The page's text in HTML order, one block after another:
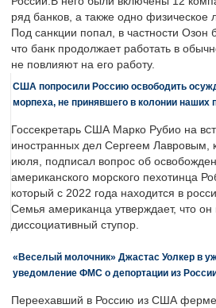
ряд банков, а также одно физическое
Под санкции попал, в частности Озон
что банк продолжает работать в
не повлияют на его работу.
США попросили Россию освободить
морпеха, не принявшего в колонии наших
Госсекретарь США Марко Рубио на
иностранных дел Сергеем Лавровым,
июля, подписал вопрос об
американского морского пехотинца
который с 2022 года находится в
Семья американца утверждает, что он
диссоциативный ступор.
«Веселый молочник» Джастас Уолкер в
уведомление ФМС о депортации из
Переехавший в Россию из США